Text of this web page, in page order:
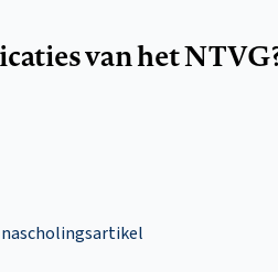
van het